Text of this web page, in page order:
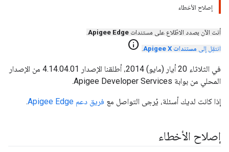
إصلاح الأخطاء
أنت الآن بصدد الاطّلاع على مستندات Apigee Edge
.
انتقِل إلى مستندات Apigee X .
info
في الثلاثاء 20 أيار (مايو) 2014، أطلقنا الإصدار 4.14.04.01 من الإصدار
المحلي من بوابة Apigee Developer Services.
إذا كانت لديك أسئلة، يُرجى التواصل مع فريق دعم Apigee Edge .
إصلاح الأخطاء